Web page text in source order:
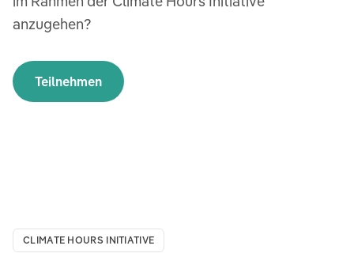
anzugehen?
Teilnehmen
CLIMATE HOURS INITIATIVE